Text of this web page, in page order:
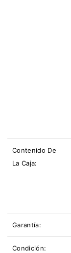
Contenido De
La Caja:
Garantía:
Condición: